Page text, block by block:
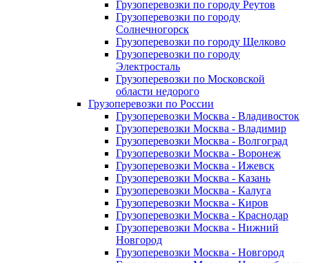
Грузоперевозки по городу Реутов
Грузоперевозки по городу
Солнечногорск
Грузоперевозки по городу Щелково
Грузоперевозки по городу
Электросталь
Грузоперевозки по Московской
области недорого
Грузоперевозки по России
Грузоперевозки Москва - Владивосток
Грузоперевозки Москва - Владимир
Грузоперевозки Москва - Волгоград
Грузоперевозки Москва - Воронеж
Грузоперевозки Москва - Ижевск
Грузоперевозки Москва - Казань
Грузоперевозки Москва - Калуга
Грузоперевозки Москва - Киров
Грузоперевозки Москва - Краснодар
Грузоперевозки Москва - Нижний
Новгород
Грузоперевозки Москва - Новгород